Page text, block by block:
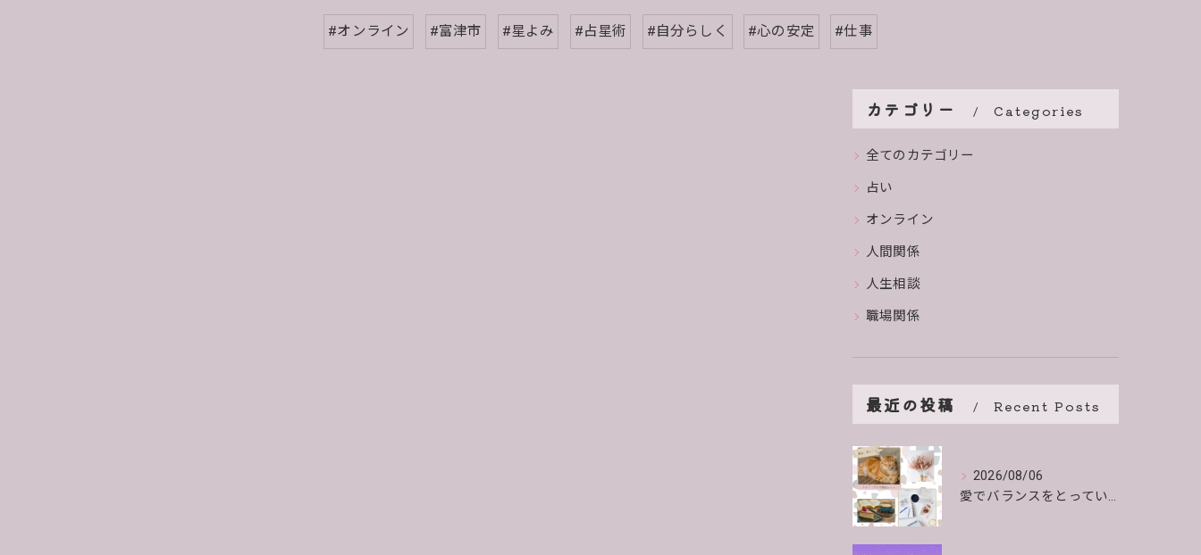
#オンライン #富津市 #星よみ #占星術 #自分らしく #心の安定 #仕事
カテゴリー Categories
全てのカテゴリー
占い
オンライン
人間関係
人生相談
職場関係
最近の投稿 Recent Posts
2026/08/06
愛でバランスをとっていくよ。